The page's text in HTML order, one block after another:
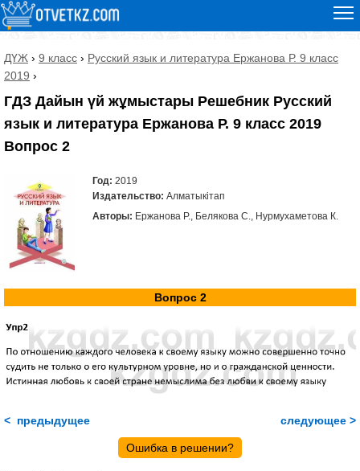
ДҮЖ › 9 класс › Русский язык и литература Ержанова Р. 9 класс
2019 ›
ГДЗ Дайын үй жұмыстары Решебник Русский
язык и литература Ержанова Р. 9 класс 2019
Вопрос 2
Год: 2019
Издательство: Алматыкітап
Авторы: Ержанова Р., Белякова С., Нурмухаметова К.
Вопрос 2
< предыдущее следующее >
Ошибка в решении?